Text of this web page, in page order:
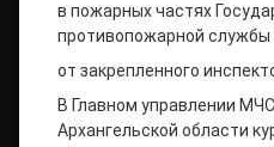
в пожарных частях
противопожарной службы
от закрепленного
В Главном управлении
Архангельской области